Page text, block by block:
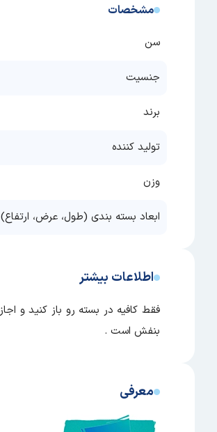
مشخصات
سن
جنسیت
برند
تولید کننده
وزن
ابعاد بسته بندی (طول، عرض، ارتفاع)
اطلاعات بیشتر
بنفش است .
معرفی